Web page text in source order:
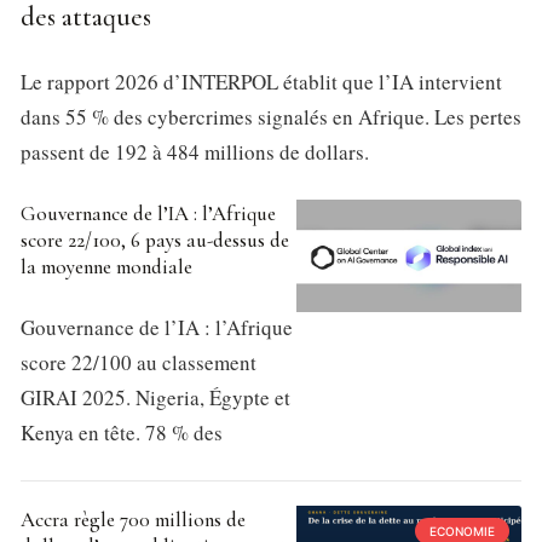
des attaques
Le rapport 2026 d’INTERPOL établit que l’IA intervient
dans 55 % des cybercrimes signalés en Afrique. Les pertes
passent de 192 à 484 millions de dollars.
Gouvernance de l’IA : l’Afrique
score 22/100, 6 pays au-dessus de
la moyenne mondiale
Gouvernance de l’IA : l’Afrique
score 22/100 au classement
GIRAI 2025. Nigeria, Égypte et
Kenya en tête. 78 % des
ECONOMIE
Accra règle 700 millions de